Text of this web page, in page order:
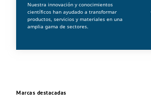
Nuestra innovación y conocimientos
científicos han ayudado a transformar
productos, servicios y materiales en una
amplia gama de sectores.
Marcas destacadas